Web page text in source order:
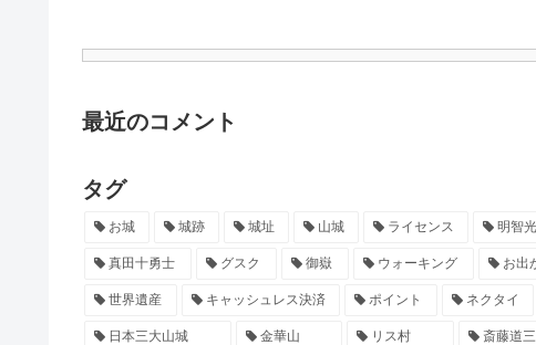
最近のコメント
タグ
お城 城跡 城址 山城 ライセンス 明智
真田十勇士 グスク 御嶽 ウォーキング お出
世界遺産 キャッシュレス決済 ポイント ネクタイ
日本三大山城 金華山 リス村 斎藤道三